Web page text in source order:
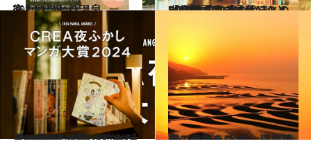
2024.8.29
楽しいひとり温泉。
旅＆お出かけ 2024.9.6
BE:FIRSTのMANATOとLEOが語る「言葉」との出会い「19歳のとき…」「朝の読書で」
カルチャー
2024.9.6
【CREA夜ふかしマンガ大賞2024】《1位～5位》大賞に輝いたのは『じゃあ、あんたが作ってみろよ』
カルチャー 2024.7.8
今こそ行きたい！ 日本の夏の絶景 ～九州・沖縄篇～
旅＆お出かけ